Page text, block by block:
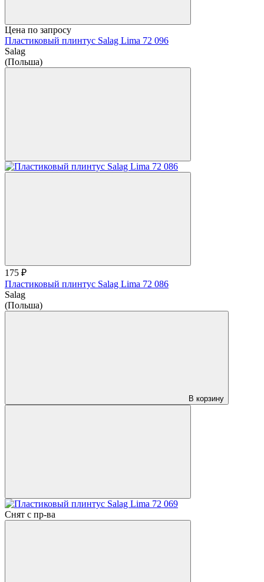
Цена по запросу
Пластиковый плинтус Salag Lima 72 096
Salag
(Польша)
175 ₽
Пластиковый плинтус Salag Lima 72 086
Salag
(Польша)
В корзину
Снят с пр-ва